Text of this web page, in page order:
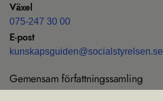
Växel
075-247 30 00
E-post
kun­skaps­gui­den@soci­al­sty­rel­sen.se
Gemen­sam för­fatt­nings­sam­ling